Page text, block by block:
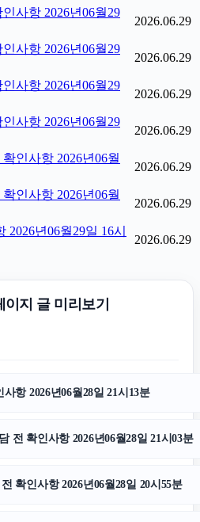
사항 2026년06월29
2026.06.29
사항 2026년06월29
2026.06.29
사항 2026년06월29
2026.06.29
사항 2026년06월29
2026.06.29
인사항 2026년06월
2026.06.29
인사항 2026년06월
2026.06.29
2026년06월29일 16시
2026.06.29
지 글 미리보기
항 2026년06월28일 21시13분
전 확인사항 2026년06월28일 21시03분
확인사항 2026년06월28일 20시55분